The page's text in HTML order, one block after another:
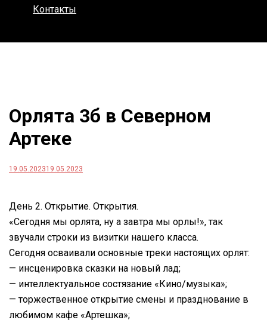
Контакты
Орлята 3б в Северном
Артеке
19.05.202319.05.2023
День 2. Открытие. Открытия.
«Сегодня мы орлята, ну а завтра мы орлы!», так
звучали строки из визитки нашего класса.
Сегодня осваивали основные треки настоящих орлят:
— инсценировка сказки на новый лад;
— интеллектуальное состязание «Кино/музыка»;
— торжественное открытие смены и празднование в
любимом кафе «Артешка»;